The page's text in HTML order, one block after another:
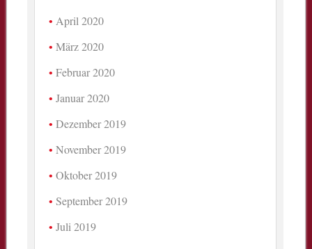
April 2020
März 2020
Februar 2020
Januar 2020
Dezember 2019
November 2019
Oktober 2019
September 2019
Juli 2019